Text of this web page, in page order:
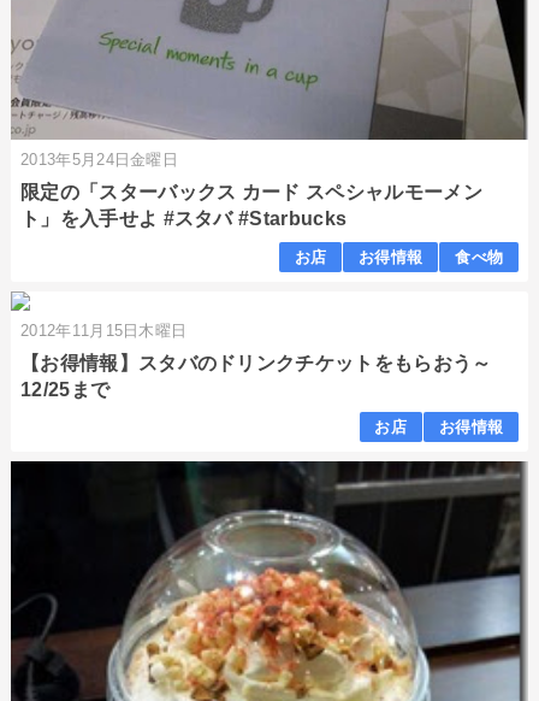
2013年5月24日金曜日
限定の「スターバックス カード スペシャルモーメン
ト」を入手せよ #スタバ #Starbucks
お店 お得情報 食べ物
2012年11月15日木曜日
【お得情報】スタバのドリンクチケットをもらおう～
12/25まで
お店 お得情報